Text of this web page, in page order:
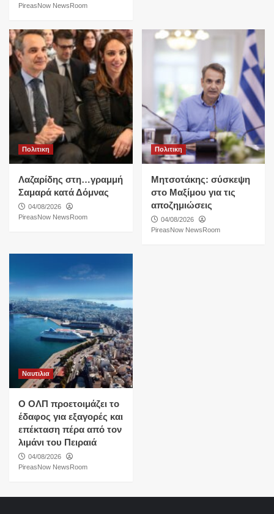
PireasNow NewsRoom
Πολιτικη
Λαζαρίδης στη…γραμμή
Σαμαρά κατά Δόμνας
04/08/2026
PireasNow NewsRoom
Πολιτικη
Μητσοτάκης: σύσκεψη
στο Μαξίμου για τις
αποζημιώσεις
04/08/2026
PireasNow NewsRoom
Ναυτιλια
O ΟΛΠ προετοιμάζει το
έδαφος για εξαγορές και
επέκταση πέρα από τον
λιμάνι του Πειραιά
04/08/2026
PireasNow NewsRoom